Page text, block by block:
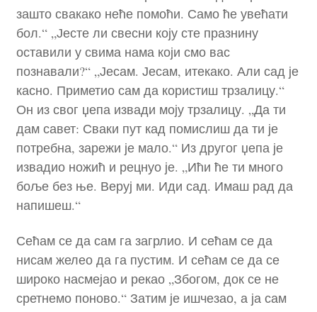
зашто свакако неће помоћи. Само ће увећати
бол.“ „Јесте ли свесни коју сте празнину
оставили у свима нама који смо вас
познавали?“ „Јесам. Јесам, итекако. Али сад је
касно. Приметио сам да користиш трзалицу.“
Он из свог џепа извади моју трзалицу. „Да ти
дам савет: Сваки пут кад помислиш да ти је
потребна, зарежи је мало.“ Из другог џепа је
извадио ножић и рецнуо је. „Ићи ће ти много
боље без ње. Веруј ми. Иди сад. Имаш рад да
напишеш.“
Сећам се да сам га загрлио. И сећам се да
нисам желео да га пустим. И сећам се да се
широко насмејао и рекао „Збогом, док се не
сретнемо поново.“ Затим је ишчезао, а ја сам